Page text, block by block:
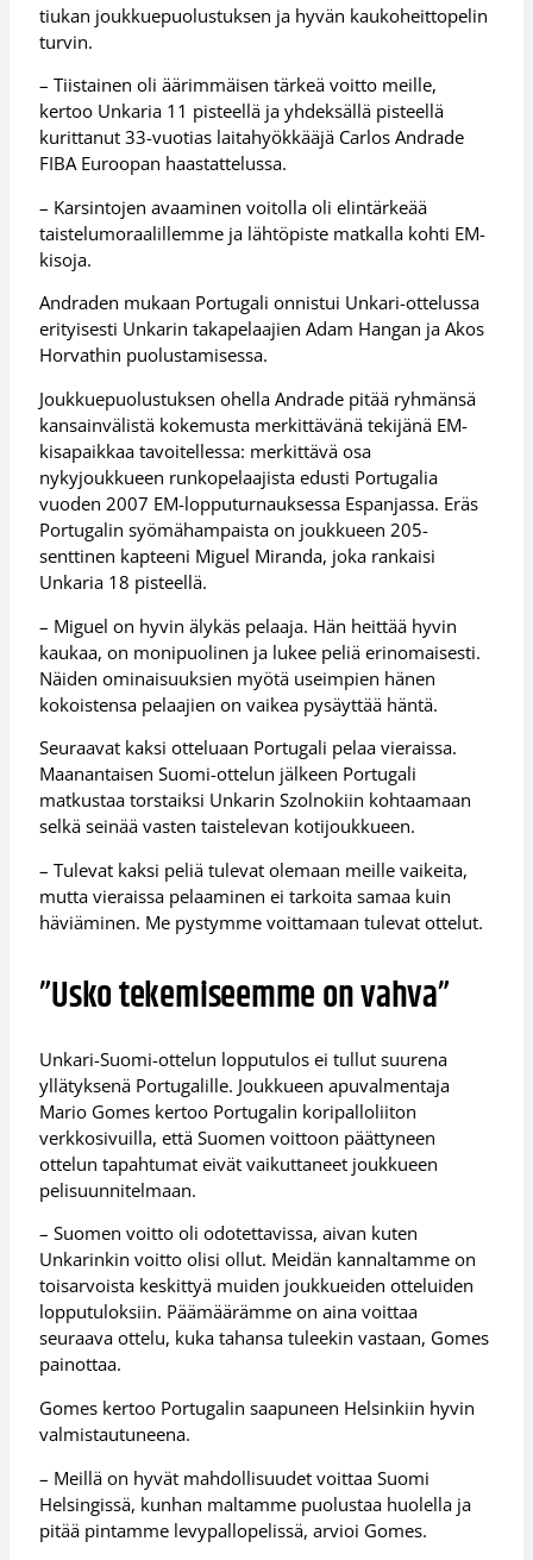
tiukan joukkuepuolustuksen ja hyvän kaukoheittopelin
turvin.
– Tiistainen oli äärimmäisen tärkeä voitto meille,
kertoo Unkaria 11 pisteellä ja yhdeksällä pisteellä
kurittanut 33-vuotias laitahyökkääjä Carlos Andrade
FIBA Euroopan haastattelussa.
– Karsintojen avaaminen voitolla oli elintärkeää
taistelumoraalillemme ja lähtöpiste matkalla kohti EM-
kisoja.
Andraden mukaan Portugali onnistui Unkari-ottelussa
erityisesti Unkarin takapelaajien Adam Hangan ja Akos
Horvathin puolustamisessa.
Joukkuepuolustuksen ohella Andrade pitää ryhmänsä
kansainvälistä kokemusta merkittävänä tekijänä EM-
kisapaikkaa tavoitellessa: merkittävä osa
nykyjoukkueen runkopelaajista edusti Portugalia
vuoden 2007 EM-lopputurnauksessa Espanjassa. Eräs
Portugalin syömähampaista on joukkueen 205-
senttinen kapteeni Miguel Miranda, joka rankaisi
Unkaria 18 pisteellä.
– Miguel on hyvin älykäs pelaaja. Hän heittää hyvin
kaukaa, on monipuolinen ja lukee peliä erinomaisesti.
Näiden ominaisuuksien myötä useimpien hänen
kokoistensa pelaajien on vaikea pysäyttää häntä.
Seuraavat kaksi otteluaan Portugali pelaa vieraissa.
Maanantaisen Suomi-ottelun jälkeen Portugali
matkustaa torstaiksi Unkarin Szolnokiin kohtaamaan
selkä seinää vasten taistelevan kotijoukkueen.
– Tulevat kaksi peliä tulevat olemaan meille vaikeita,
mutta vieraissa pelaaminen ei tarkoita samaa kuin
häviäminen. Me pystymme voittamaan tulevat ottelut.
”Usko tekemiseemme on vahva”
Unkari-Suomi-ottelun lopputulos ei tullut suurena
yllätyksenä Portugalille. Joukkueen apuvalmentaja
Mario Gomes kertoo Portugalin koripalloliiton
verkkosivuilla, että Suomen voittoon päättyneen
ottelun tapahtumat eivät vaikuttaneet joukkueen
pelisuunnitelmaan.
– Suomen voitto oli odotettavissa, aivan kuten
Unkarinkin voitto olisi ollut. Meidän kannaltamme on
toisarvoista keskittyä muiden joukkueiden otteluiden
lopputuloksiin. Päämäärämme on aina voittaa
seuraava ottelu, kuka tahansa tuleekin vastaan, Gomes
painottaa.
Gomes kertoo Portugalin saapuneen Helsinkiin hyvin
valmistautuneena.
– Meillä on hyvät mahdollisuudet voittaa Suomi
Helsingissä, kunhan maltamme puolustaa huolella ja
pitää pintamme levypallopelissä, arvioi Gomes.